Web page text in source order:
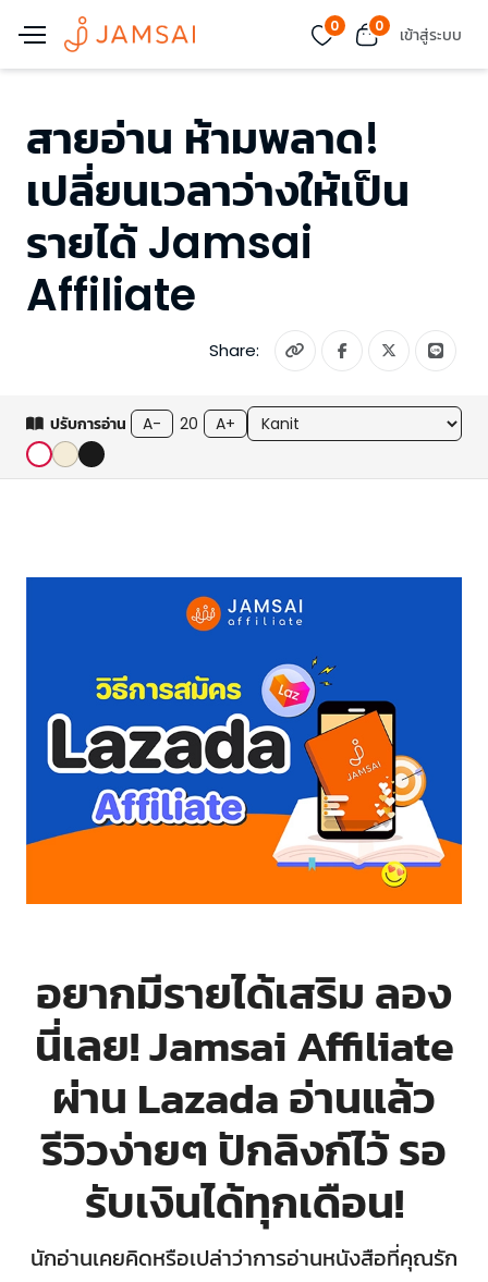
0 0 เข้าสู่ระบบ
สายอ่าน ห้ามพลาด!
เปลี่ยนเวลาว่างให้เป็น
รายได้ Jamsai
Affiliate
Share:
ปรับการอ่าน A- 20 A+
อยากมีรายได้เสริม ลอง
นี่เลย! Jamsai Affiliate
ผ่าน Lazada อ่านแล้ว
รีวิวง่ายๆ ปักลิงก์ไว้ รอ
รับเงินได้ทุกเดือน!
นักอ่านเคยคิดหรือเปล่าว่าการอ่านหนังสือที่คุณรัก